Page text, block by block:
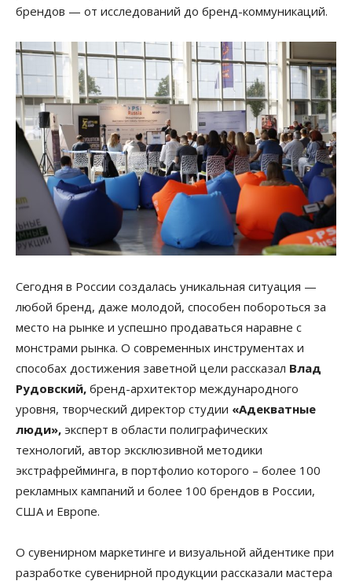
брендов — от исследований до бренд-коммуникаций.
Сегодня в России создалась уникальная ситуация —
любой бренд, даже молодой, способен побороться за
место на рынке и успешно продаваться наравне с
монстрами рынка. О современных инструментах и
способах достижения заветной цели рассказал Влад
Рудовский, бренд-архитектор международного
уровня, творческий директор студии «Адекватные
люди», эксперт в области полиграфических
технологий, автор эксклюзивной методики
экстрафрейминга, в портфолио которого – более 100
рекламных кампаний и более 100 брендов в России,
США и Европе.
О сувенирном маркетинге и визуальной айдентике при
разработке сувенирной продукции рассказали мастера